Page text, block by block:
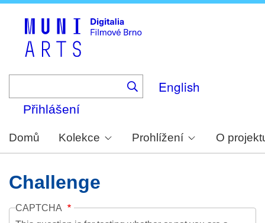
English
Přihlášení
Domů Kolekce Prohlížení O
Challenge
CAPTCHA